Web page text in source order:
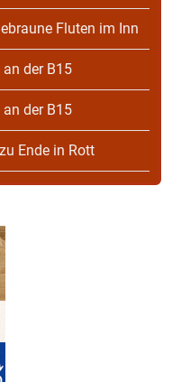
Fluten im Inn
der B15
der B15
Ende in Rott